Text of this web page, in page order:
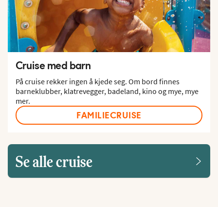
Cruise med barn
På cruise rekker ingen å kjede seg. Om bord finnes
barneklubber, klatrevegger, badeland, kino og mye, mye
mer.
FAMILIECRUISE
Se alle cruise